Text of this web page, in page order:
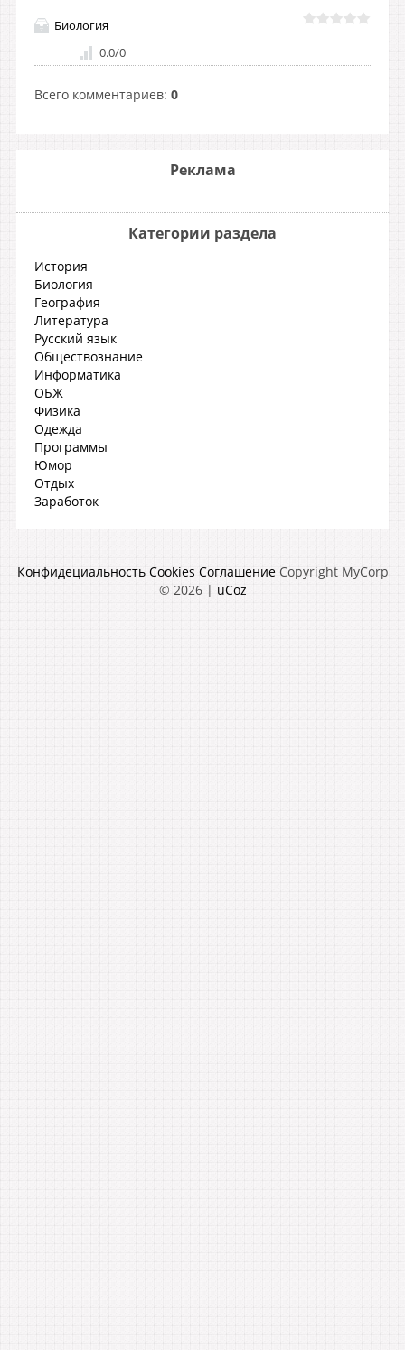
Биология
0.0/0
Всего комментариев: 0
Реклама
Категории раздела
История
Биология
География
Литература
Русский язык
Обществознание
Информатика
ОБЖ
Физика
Одежда
Программы
Юмор
Отдых
Заработок
Конфидециальность Cookies Соглашение Copyright MyCorp
© 2026| uCoz